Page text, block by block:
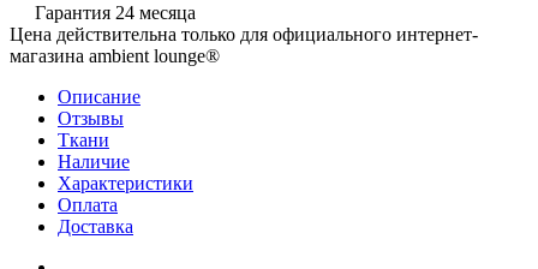
Гарантия 24 месяца
Цена действительна только для официального интернет-
магазина ambient lounge®
Описание
Отзывы
Ткани
Наличие
Характеристики
Оплата
Доставка